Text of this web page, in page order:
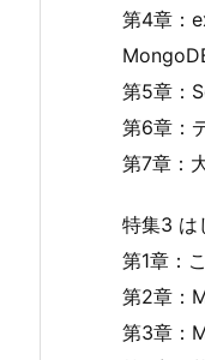
第4章：
第5章：
第6章：
第7章：
特集3 は
第1章：
第2章：
第3章：